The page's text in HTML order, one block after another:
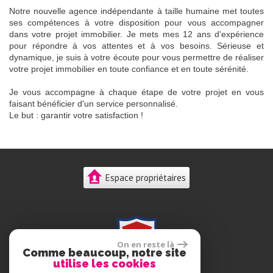
Notre nouvelle agence indépendante à taille humaine met toutes
ses compétences à votre disposition pour vous accompagner
dans votre projet immobilier. Je mets mes 12 ans d'expérience
pour répondre à vos attentes et à vos besoins. Sérieuse et
dynamique, je suis à votre écoute pour vous permettre de réaliser
votre projet immobilier en toute confiance et en toute sérénité.
Je vous accompagne à chaque étape de votre projet en vous
faisant bénéficier d'un service personnalisé.
Le but : garantir votre satisfaction !
Espace propriétaires
On en reste là
Comme beaucoup, notre site
utilise les cookies